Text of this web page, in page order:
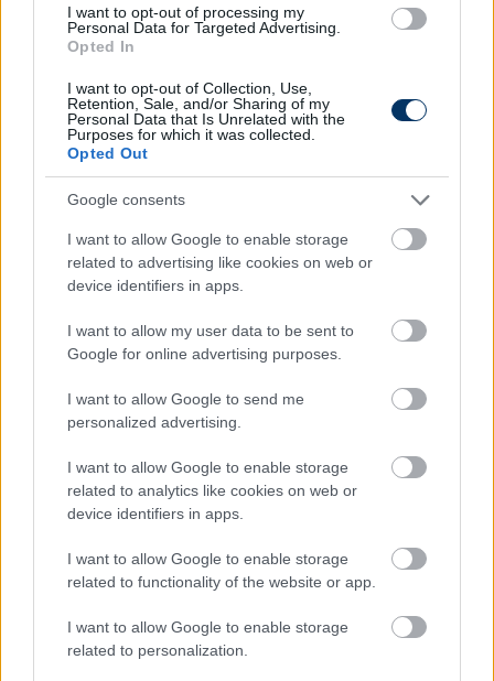
I want to opt-out of processing my
Personal Data for Targeted Advertising.
Opted In
I want to opt-out of Collection, Use,
Retention, Sale, and/or Sharing of my
Personal Data that Is Unrelated with the
Purposes for which it was collected.
Opted Out
Google consents
I want to allow Google to enable storage
related to advertising like cookies on web or
device identifiers in apps.
I want to allow my user data to be sent to
Google for online advertising purposes.
I want to allow Google to send me
personalized advertising.
I want to allow Google to enable storage
related to analytics like cookies on web or
device identifiers in apps.
I want to allow Google to enable storage
related to functionality of the website or app.
I want to allow Google to enable storage
related to personalization.
mérkőzésen irányította a csapatot, mérlege 27
győzelem és négy döntetlen volt minden sorozatot
figyelembe véve. A bajnokságban a Celtic az utolsó
hét mérkőzését egyaránt megnyerte, és O'Neill 2,56-
os pontátlagot produkált meccsenként, pontosan
ugyanannyit, mint első glasgow-i időszakában
2000 és 2005 között.
A Celtic kispadjával korábban összefüggésbe
hozták az egykori ír válogatott csatárt, Robbie
Keane-t is, méga Ferencvárostól történt (önként)
távozásaelőtt és után egyaránt. Több Celtic-
kinevezését, elsősorban a Maccabi Tel-Aviv
vezetőedzőjeként eltöltött időszaka miatt.
Olvastad már?